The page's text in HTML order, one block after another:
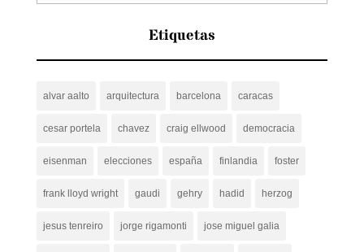
Etiquetas
alvar aalto arquitectura barcelona caracas
cesar portela chavez craig ellwood democracia
eisenman elecciones españa finlandia foster
frank lloyd wright gaudi gehry hadid herzog
jesus tenreiro jorge rigamonti jose miguel galia